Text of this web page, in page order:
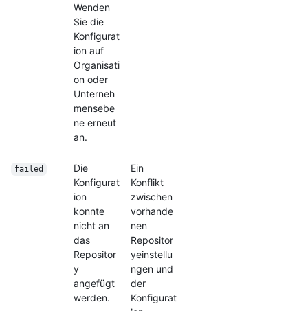
Wenden
Sie die
Konfigurat
ion auf
Organisati
on oder
Unterneh
mensebe
ne erneut
an.
failed
Die
Konfigurat
ion
konnte
nicht an
das
Repositor
y
angefügt
werden.
Ein
Konflikt
zwischen
vorhande
nen
Repositor
yeinstellu
ngen und
der
Konfigurat